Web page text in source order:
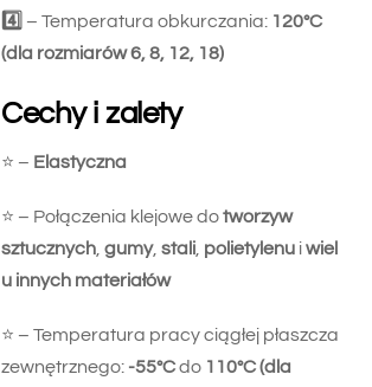
4️⃣ – Temperatura obkurczania: 120°C
(dla rozmiarów 6, 8, 12, 18)
Cechy i zalety
⭐️ – Elastyczna
⭐️ – Połączenia klejowe dotworzyw
sztucznych ,gumy,stali polietylenu iwiel
u innych materiałów
⭐️ – Temperatura pracy ciągłej płaszcza
zewnętrznego: -55°Cdo 110°C (dla